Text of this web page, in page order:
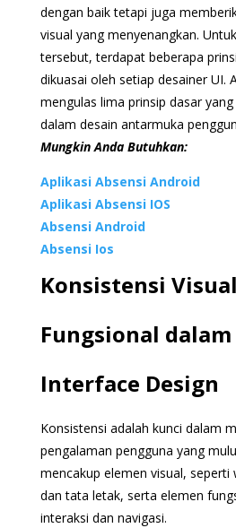
dengan baik tetapi juga
visual yang menyenangkan.
tersebut, terdapat beberapa
dikuasai oleh setiap desainer UI.
mengulas lima prinsip dasar
dalam desain antarmuka
Mungkin Anda Butuhkan:
Aplikasi Absensi Android
Aplikasi Absensi IOS
Absensi Android
Absensi Ios
Konsistensi
Fungsional dalam
Interface Design
Konsistensi adalah kunci dalam
pengalaman pengguna yang
mencakup elemen visual,
dan tata letak, serta elemen
interaksi dan navigasi.